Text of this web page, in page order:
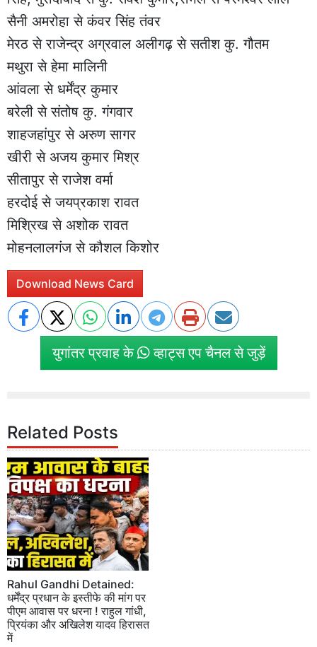
सैनी अमरोहा से कंवर सिंह तंवर
मेरठ से राजेन्द्र अग्रवाल अलीगढ़ से सतीश कु. गौतम
मथुरा से हेमा मालिनी
आंवला से धर्मेंद्र कुमार
बरेली से संतोष कु. गंगवार
शाहजहांपुर से अरुण सागर
खीरी से अजय कुमार मिश्र
सीतापुर से राजेश वर्मा
हरदोई से जयप्रकाश रावत
मिश्रिख से अशोक रावत
मोहनलालगंज से कौशल किशोर
Download News Card
युगांतर प्रवाह के व्हाट्स एप चैनल से जुड़ें
Related Posts
Rahul Gandhi Detained:
धर्मेंद्र प्रधान के इस्तीफे की मांग पर
पीएम आवास पर धरना ! राहुल गांधी,
प्रियंका और अखिलेश यादव हिरासत
में